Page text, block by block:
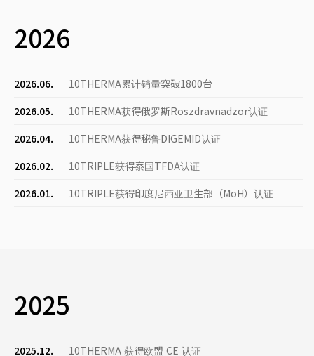
2026
2026.06.
10THERMA累计销量突破1800台
2026.05.
10THERMA获得俄罗斯Roszdravnadzor认证
2026.04.
10THERMA获得秘鲁DIGEMID认证
2026.02.
10TRIPLE获得泰国TFDA认证
2026.01.
10TRIPLE获得印度尼西亚卫生部（MoH）认证
2025
2025.12.
10THERMA 获得欧盟 CE 认证